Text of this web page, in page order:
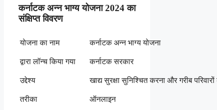
कर्नाटक अन्न भाग्य योजना 2024 का
संक्षिप्त विवरण
योजना का नाम कर्नाटक अन्न भाग्य योजना
द्वारा लॉन्च किया गया कर्नाटक सरकार
उद्देश्य खाद्य सुरक्षा सुनिश्चित करना और गरीब
तरीका ऑनलाइन